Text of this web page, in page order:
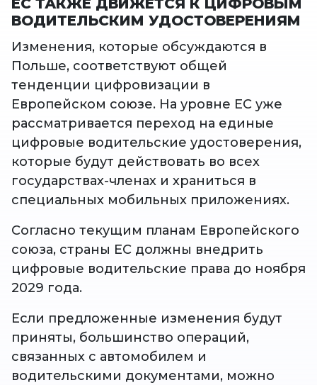
ЕС ТАКЖЕ ДВИЖЕТСЯ К ЦИФРОВЫМ
ВОДИТЕЛЬСКИМ УДОСТОВЕРЕНИЯМ
Изменения, которые обсуждаются в
Польше, соответствуют общей
тенденции цифровизации в
Европейском союзе. На уровне ЕС уже
рассматривается переход на единые
цифровые водительские удостоверения,
которые будут действовать во всех
государствах-членах и храниться в
специальных мобильных приложениях.
Согласно текущим планам Европейского
союза, страны ЕС должны внедрить
цифровые водительские права до ноября
2029 года.
Если предложенные изменения будут
приняты, большинство операций,
связанных с автомобилем и
водительскими документами, можно